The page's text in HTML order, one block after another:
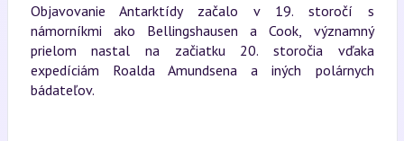
Objavovanie Antarktídy začalo v 19. storočí s
námorníkmi ako Bellingshausen a Cook, významný
prielom nastal na začiatku 20. storočia vďaka
expedíciám Roalda Amundsena a iných polárnych
bádateľov.